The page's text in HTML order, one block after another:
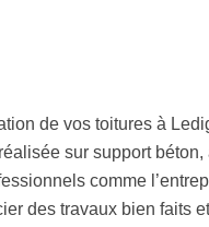
de vos toitures à
sur support béton,
comme
des travaux bien faits